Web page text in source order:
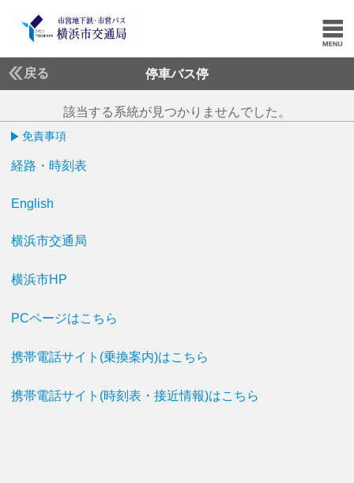
戻る 停車バス停
該当する系統が見つかりませんでした。
免責事項
経路・時刻表
English
横浜市交通局
横浜市HP
PCページはこちら
携帯電話サイト(乗換案内)はこちら
携帯電話サイト(時刻表・接近情報)はこちら